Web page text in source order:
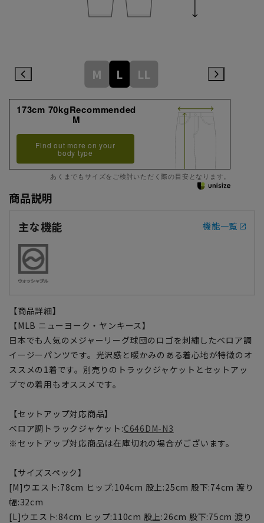
M L LL
173cm 70kgRecommended
M
Find out more on your
body type
あくまでもサイズをご検討いただく際の目安となります。
商品説明
主な機能
機能一覧
【商品詳細】
【MLB ニューヨーク・ヤンキース】
日本でも人気のメジャーリーグ球団のロゴを刺繍したベロア調
イージーパンツです。光沢感と暖かみのある着心地が特徴のオ
ススメの1着です。別売りのトラックジャケットとセットアッ
プでの着用もオススメです。
【セットアップ対応商品】
ベロア調トラックジャケット:C646DM-N3
※セットアップ対応商品は在庫切れの場合がございます。
【サイズスペック】
[M]ウエスト:78cm ヒップ:104cm 股上:25cm 股下:74cm 渡り
幅:32cm
[L]ウエスト:84cm ヒップ:110cm 股上:26cm 股下:75cm 渡り